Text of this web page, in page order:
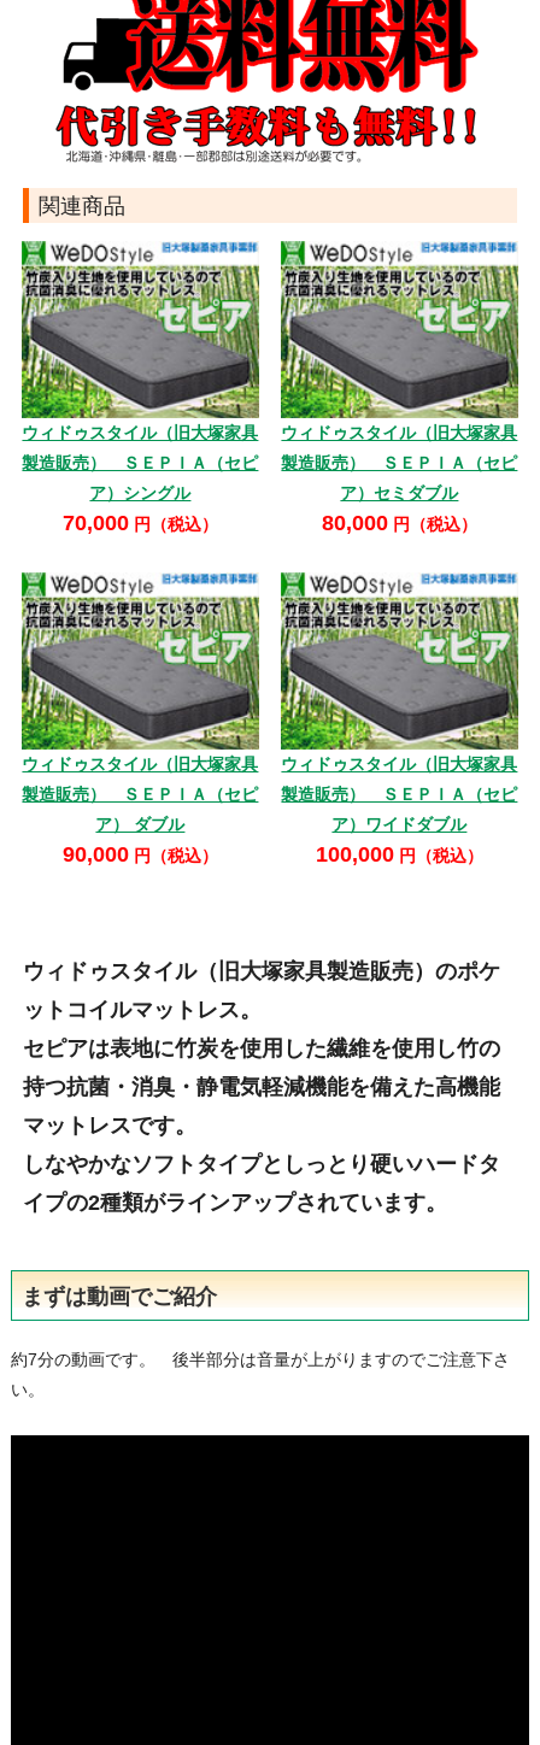
関連商品
ウィドゥスタイル（旧大塚家具
製造販売） ＳＥＰＩＡ（セピ
ア）シングル
70,000円（税込）
ウィドゥスタイル（旧大塚家具
製造販売） ＳＥＰＩＡ（セピ
ア）セミダブル
80,000円（税込）
ウィドゥスタイル（旧大塚家具
製造販売） ＳＥＰＩＡ（セピ
ア） ダブル
90,000円（税込）
ウィドゥスタイル（旧大塚家具
製造販売） ＳＥＰＩＡ（セピ
ア）ワイドダブル
100,000円（税込）
ウィドゥスタイル（旧大塚家具製造販売）のポケ
ットコイルマットレス。
セピアは表地に竹炭を使用した繊維を使用し竹の
持つ抗菌・消臭・静電気軽減機能を備えた高機能
マットレスです。
しなやかなソフトタイプとしっとり硬いハードタ
イプの2種類がラインアップされています。
まずは動画でご紹介
約7分の動画です。 後半部分は音量が上がりますのでご注意下さ
い。